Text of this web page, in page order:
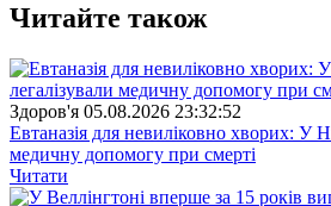
Читайте також
Здоров'я 05.08.2026 23:32:52
Евтаназія для невиліковно хворих: У
медичну допомогу при смерті
Читати